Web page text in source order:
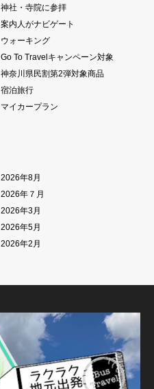
神社・寺院に参拝
案内人がナビゲート
ウォーキング
Go To Travelキャンペーン対象
神奈川県民割第2弾対象商品
宿泊旅行
マイカープラン
2026年8月
2026年７月
2026年3月
2026年5月
2026年2月